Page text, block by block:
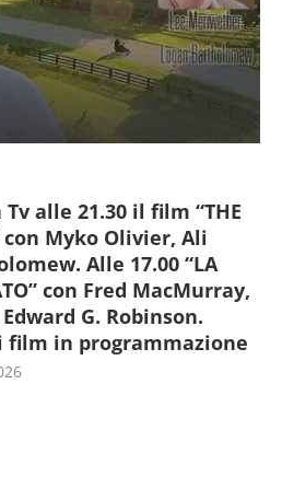
alle 21.30 il film “THE
con Myko Olivier, Ali
Alle 17.00 “LA
con Fred MacMurray,
G. Robinson.
film in programmazione